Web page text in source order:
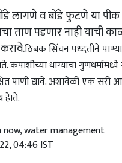
लागणे व बोंडे फुटणे या पीक
ताण पडणार नाही याची
ठिबक सिंचन पध्दतीने
कपाशीच्या धाग्याचा गुणधर्मामध्ये
पाणी द्यावे. अशावेळी एक सरी
now, water management
04:46 IST